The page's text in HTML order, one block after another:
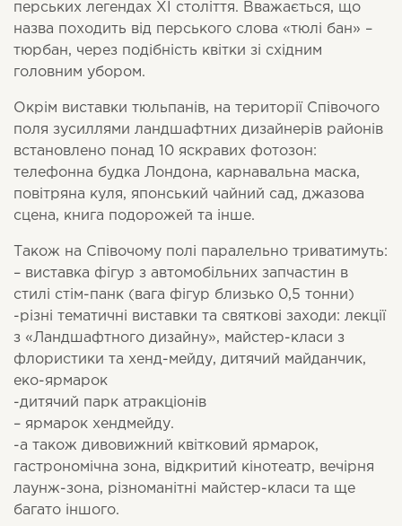
перських легендах ХI століття. Вважається, що
назва походить від перського слова «тюлі бан» –
тюрбан, через подібність квітки зі східним
головним убором.
Окрім виставки тюльпанів, на території Співочого
поля зусиллями ландшафтних дизайнерів районів
встановлено понад 10 яскравих фотозон:
телефонна будка Лондона, карнавальна маска,
повітряна куля, японський чайний сад, джазова
сцена, книга подорожей та інше.
Також на Співочому полі паралельно триватимуть:
– виставка фігур з автомобільних запчастин в
стилі стім-панк (вага фігур близько 0,5 тонни)
-різні тематичні виставки та святкові заходи: лекції
з «Ландшафтного дизайну», майстер-класи з
флористики та хенд-мейду, дитячий майданчик,
еко-ярмарок
-дитячий парк атракціонів
– ярмарок хендмейду.
-а також дивовижний квітковий ярмарок,
гастрономічна зона, відкритий кінотеатр, вечірня
лаунж-зона, різноманітні майстер-класи та ще
багато іншого.